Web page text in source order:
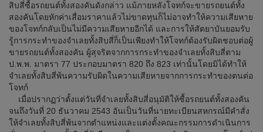
สิบสี่ซื้อรถยนต์ทั้งสองคันดังกล่าว แม้ภายหลังโจทก์จะขายรถยนต์ทั้ง
สองคันโดยหักค่าเสื่อมราคาแล้วไม่ขาดทุนก็ไม่อาจทำให้ความเสียหาย
ของโจทก์กลับเป็นไม่มีความเสียหายอีกได้ และการให้สัตยาบันยอมรับ
รู้การกระทำของจำเลยทั้งสิบสี่ก็เป็นเพียงทำให้โจทก์ต้องรับผิดชอบต่อผู้
ขายรถยนต์ทั้งสองคัน ผู้สุจริตจากการกระทำของจำเลยทั้งสิบสี่ตาม
ป.พ.พ. มาตรา 77 ประกอบมาตรา 820 ถึง 823 เท่านั้นโดยมิได้ทำให้
จำเลยทั้งสิบสี่พ้นความรับผิดในความเสียหายจากการกระทำของตนต่อ
โจทก์
เมื่อปรากฏว่าตั้งแต่วันที่จำเลยทั้งสิบสี่อนุมัติให้ซื้อรถยนต์ทั้งสองคัน
จนถึงวันที่ 20 ธันวาคม 2543 อันเป็นวันที่นายทะเบียนสหกรณ์มีคำสั่ง
ให้จำเลยทั้งสิบสี่พ้นจากตำแหน่งและแต่งตั้งคณะกรรมการดำเนินการ